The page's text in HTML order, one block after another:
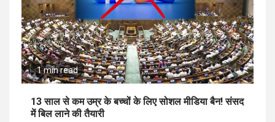
1 min read
13 साल से कम उम्र के बच्चों के लिए सोशल मीडिया बैन! संसद
में बिल लाने की तैयारी